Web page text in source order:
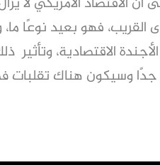
فهو بعيد نوعًا ما،
الأجندة الاقتصادية،
وسيكون هناك تقلبات